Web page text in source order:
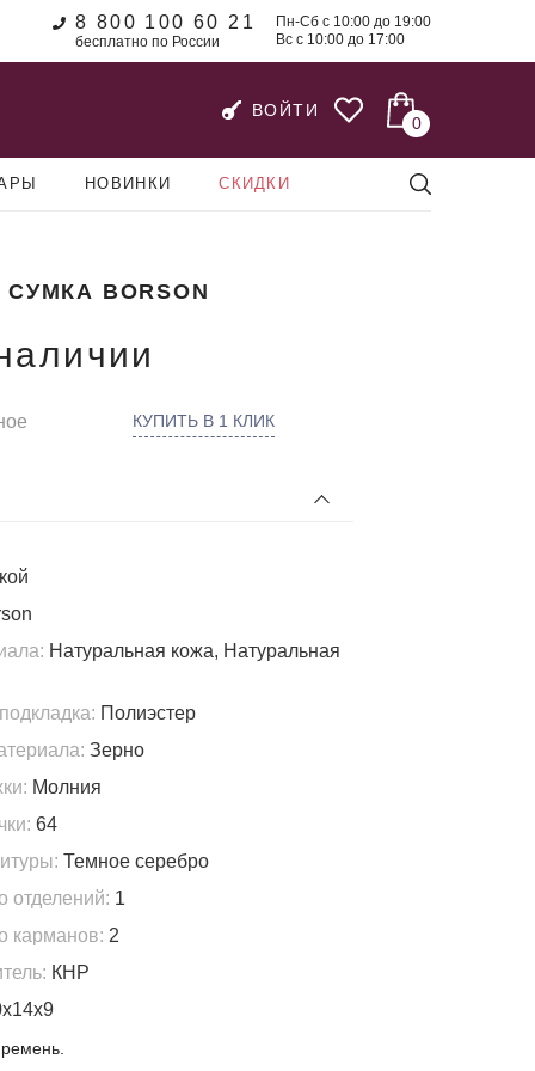
8 800 100 60 21
бесплатно по России
Пн-Сб с 10:00 до 19:00
Вс с 10:00 до 17:00
ВОЙТИ
0
НОВИНКИ СКИДКИ
BORSON
КУПИТЬ В 1 КЛИК
Натуральная кожа, Натуральная
Полиэстер
Зерно
Молния
64
Темное серебро
отделений: 1
карманов: 2
КНР